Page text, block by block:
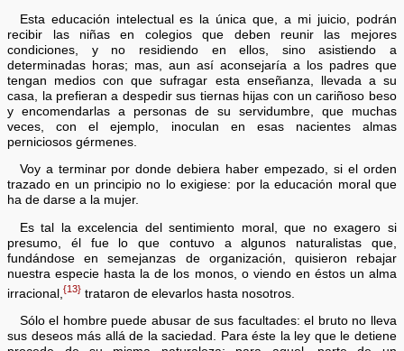
Esta educación intelectual es la única que, a mi juicio, podrán
recibir las niñas en colegios que deben reunir las mejores
condiciones, y no residiendo en ellos, sino asistiendo a
determinadas horas; mas, aun así aconsejaría a los padres que
tengan medios con que sufragar esta enseñanza, llevada a su
casa, la prefieran a despedir sus tiernas hijas con un cariñoso beso
y encomendarlas a personas de su servidumbre, que muchas
veces, con el ejemplo, inoculan en esas nacientes almas
perniciosos gérmenes.
Voy a terminar por donde debiera haber empezado, si el orden
trazado en un principio no lo exigiese: por la educación moral que
ha de darse a la mujer.
Es tal la excelencia del sentimiento moral, que no exagero si
presumo, él fue lo que contuvo a algunos naturalistas que,
fundándose en semejanzas de organización, quisieron rebajar
nuestra especie hasta la de los monos, o viendo en éstos un alma
irracional,{13} trataron de elevarlos hasta nosotros.
Sólo el hombre puede abusar de sus facultades: el bruto no lleva
sus deseos más allá de la saciedad. Para éste la ley que le detiene